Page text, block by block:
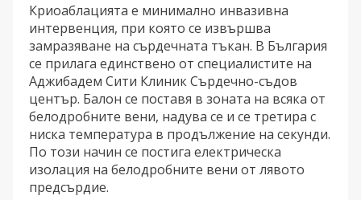
Криоаблацията е минимално инвазивна
интервенция, при която се извършва
замразяване на сърдечната тъкан. В България
се прилага единствено от специалистите на
Аджибадем Сити Клиник Сърдечно-съдов
център. Балон се поставя в зоната на всяка от
белодробните вени, надува се и се третира с
ниска температура в продължение на секунди.
По този начин се постига електрическа
изолация на белодробните вени от лявото
предсърдие.